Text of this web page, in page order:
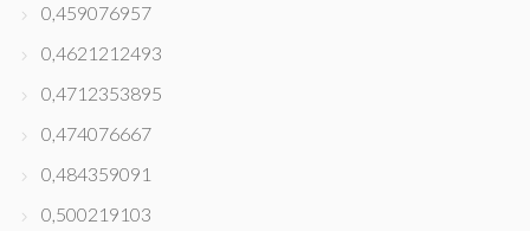
0,459076957
0,4621212493
0,4712353895
0,474076667
0,484359091
0,500219103